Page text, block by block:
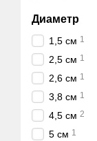
Диаметр
1,5 см 1
2,5 см 1
2,6 см 1
3,8 см 1
4,5 см 2
5 см 1